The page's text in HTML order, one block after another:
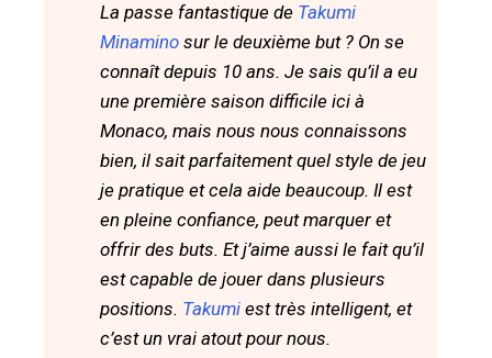
La passe fantastique de Takumi
Minamino sur le deuxième but ? On se
connaît depuis 10 ans. Je sais qu’il a eu
une première saison difficile ici à
Monaco, mais nous nous connaissons
bien, il sait parfaitement quel style de jeu
je pratique et cela aide beaucoup. Il est
en pleine confiance, peut marquer et
offrir des buts. Et j’aime aussi le fait qu’il
est capable de jouer dans plusieurs
positions. Takumi est très intelligent, et
c’est un vrai atout pour nous.